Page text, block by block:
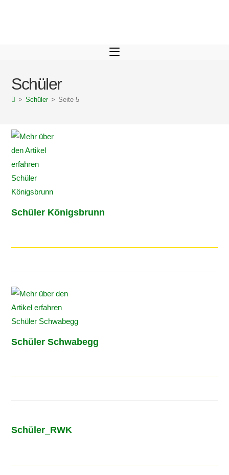
Schüler
> Schüler > Seite 5
Schüler Königsbrunn
Schüler Schwabegg
Schüler_RWK